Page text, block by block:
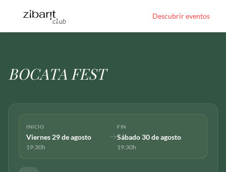
Descubrir eventos
BOCATA FEST
INICIO
Viernes 29 de agosto
19:30h
FIN
Sábado 30 de agosto
19:30h